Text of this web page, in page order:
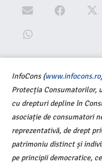
InfoCons (www.infocons.ro
Protecția Consumatorilor,
cu drepturi depline în
asociație de consumatori
reprezentativă, de drept
patrimoniu distinct și
pe principii democratice,